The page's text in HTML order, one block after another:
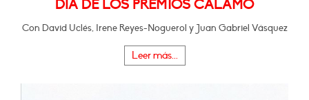
DÍA DE LOS PREMIOS CÁLAMO
Con David Uclés, Irene Reyes-Noguerol y Juan Gabriel Vásquez
Leer más...